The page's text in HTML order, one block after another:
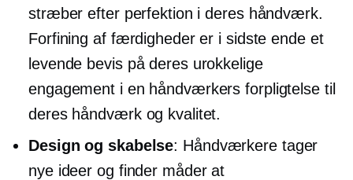
stræber efter perfektion i deres håndværk.
Forfining af færdigheder er i sidste ende et
levende bevis på deres urokkelige
engagement i en håndværkers forpligtelse til
deres håndværk og kvalitet.
Design og skabelse: Håndværkere tager
nye ideer og finder måder at